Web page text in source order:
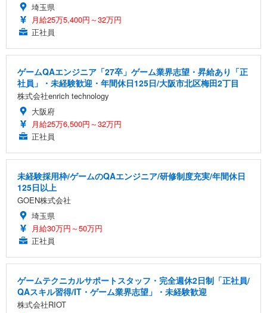
埼玉県
月給25万5,400円～32万円
正社員
ゲームQAエンジニア「27卒」ゲーム業界志望・昇給あり「正
社員」・未経験歓迎・年間休日125日/大阪市北区梅田2丁目
株式会社enrich technology
大阪府
月給25万6,500円～32万円
正社員
未経験採用枠/ゲームのQAエンジニア/研修制度充実/年間休日
125日以上
GOEN株式会社
埼玉県
月給30万円～50万円
正社員
ゲームテクニカルサポートスタッフ・完全週休2日制「正社員/
QAスキル習得/IT・ゲーム業界志望」・未経験歓迎
株式会社RIOT